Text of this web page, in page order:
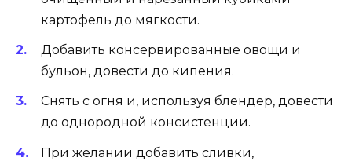
картофель до мягкости.
Добавить консервированные овощи и
бульон, довести до кипения.
Снять с огня и, используя блендер, довести
до однородной консистенции.
При желании добавить сливки,